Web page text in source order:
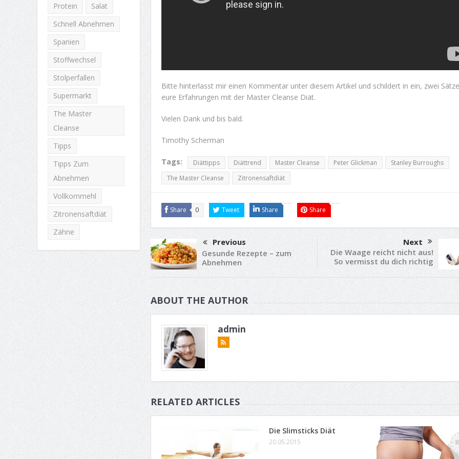
Bitte hinterlasst mir einen Kommentar unter diesem Artikel und schildert in ein, zwei
eure Erfahrungen mit der Master Cleanse Diät.
Vielen Dank und bis bald.
Timothy Scherman
Tags: Diättipps Diättrend Master Cleanse Peter Glickman
Stanley Burroughs
The Master Cleanse
Zitronensaftdiät
Share 0 Tweet Share Share
Previous
Gesunde Rezepte – zum
Abnehmen
Next
Die Waage reicht nicht aus!
So vermisst du dich richtig
ABOUT THE AUTHOR
admin
RELATED ARTICLES
Die Slimsticks Diät
20.05.2015
Protein
Salat
Schnell Abnehmen
Spanien
Stoffwechsel
Stolperfallen
Supermarkt
The Master
Cleanse
Tipps
Tipps Zum
Abnehmen
Vollkornmehl
Zitronensaftdiät
Zähne